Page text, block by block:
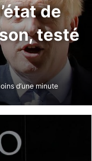
de
testé
d’une minute